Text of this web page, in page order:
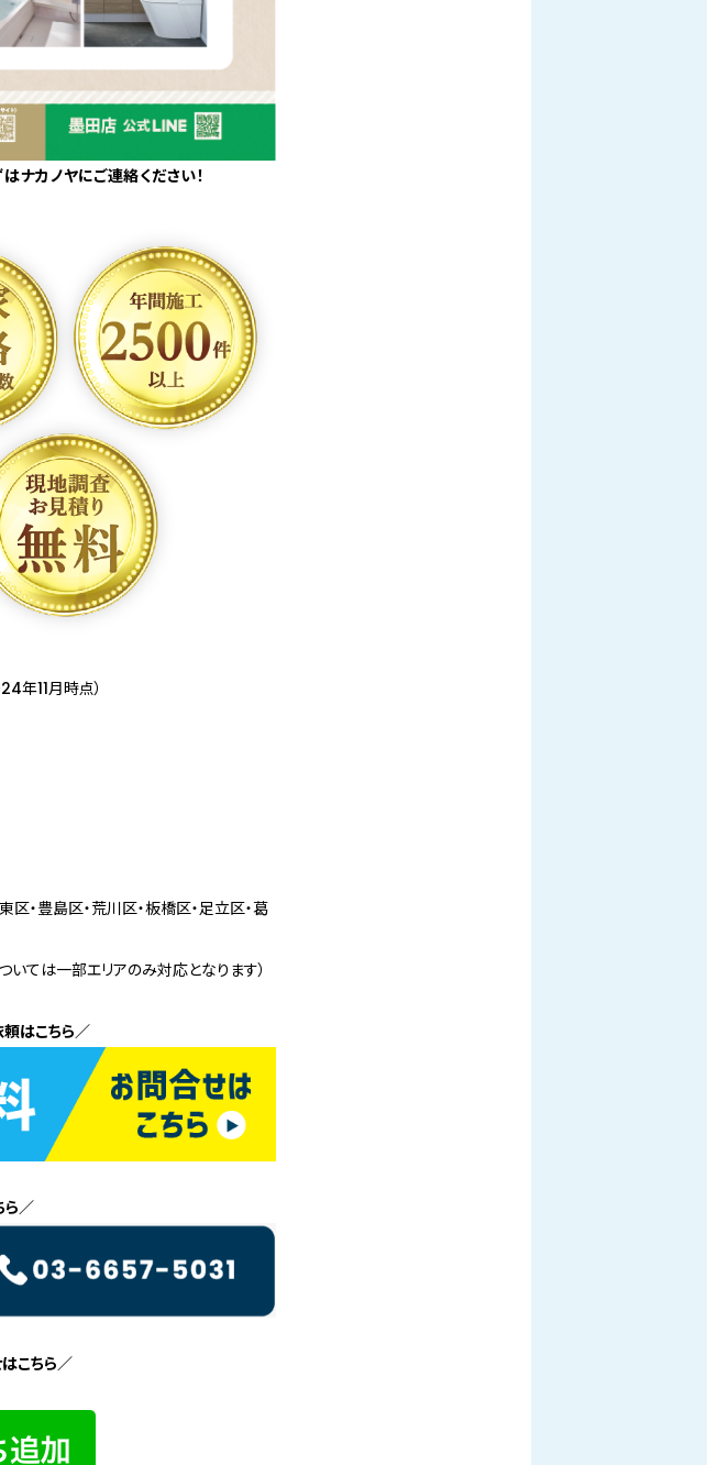
ナカノヤにご連絡ください！
年11月時点）
区・豊島区・荒川区・板橋区・足立区・葛
いては一部エリアのみ対応となります）
はこちら／
ら／
こちら／